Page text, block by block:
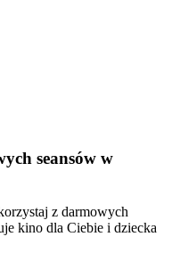
seansów w
z darmowych
kino dla Ciebie i dziecka